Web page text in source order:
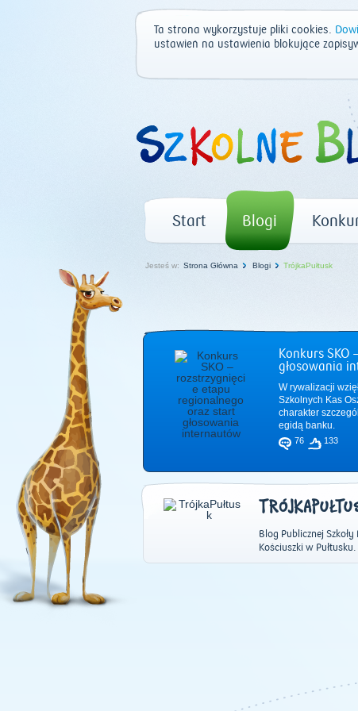
Ta strona wykorzystuje pliki cookies.
ustawień na ustawienia blokujące
Start Blogi
Jesteś w: Strona Główna Blogi TrójkaPułtusk
Konkurs
głosowania
W rywalizacji
Szkolnych Kas
charakter
egidą banku.
76 133
Blog Publicznej
Kościuszki w